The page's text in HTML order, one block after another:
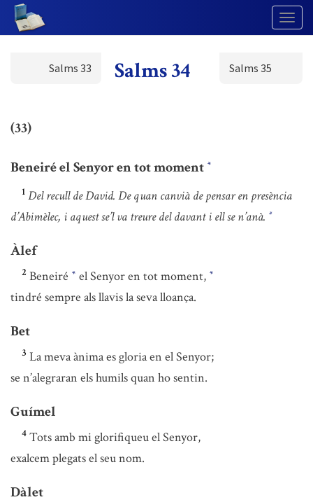
Salms 33 Salms 34 Salms 35
(33)
Beneiré el Senyor en tot moment *
1 Del recull de David. De quan canvià de pensar en presència
d’Abimèlec, i aquest se’l va treure del davant i ell se n’anà. *
Àlef
2 Beneiré * el Senyor en tot moment, *
tindré sempre als llavis la seva lloança.
Bet
3 La meva ànima es gloria en el Senyor;
se n’alegraran els humils quan ho sentin.
Guímel
4 Tots amb mi glorifiqueu el Senyor,
exalcem plegats el seu nom.
Dàlet